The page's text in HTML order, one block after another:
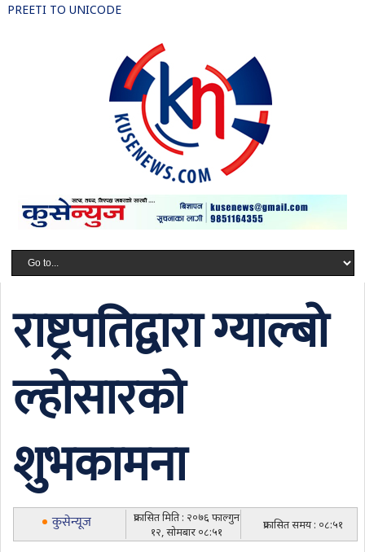
PREETI TO UNICODE
राष्ट्रपतिद्वारा ग्याल्बो
ल्होसारको
शुभकामना
कुसेन्यूज
प्रकासित मिति : २०७६ फाल्गुन
१२, सोमबार ०८:५१
प्रकासित समय : ०८:५१